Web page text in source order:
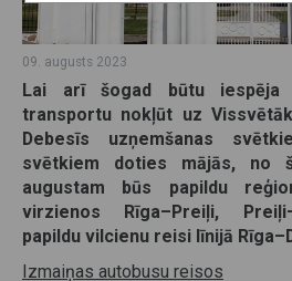
09. augusts 2023
Lai arī šogad būtu
transportu nokļūt uz
Debesīs uzņemšanas
svētkiem doties mājās, no
augustam būs papildu
virzienos Rīga–Preiļi,
papildu vilcienu reisi līnijā
Izmaiņas autobusu reisos